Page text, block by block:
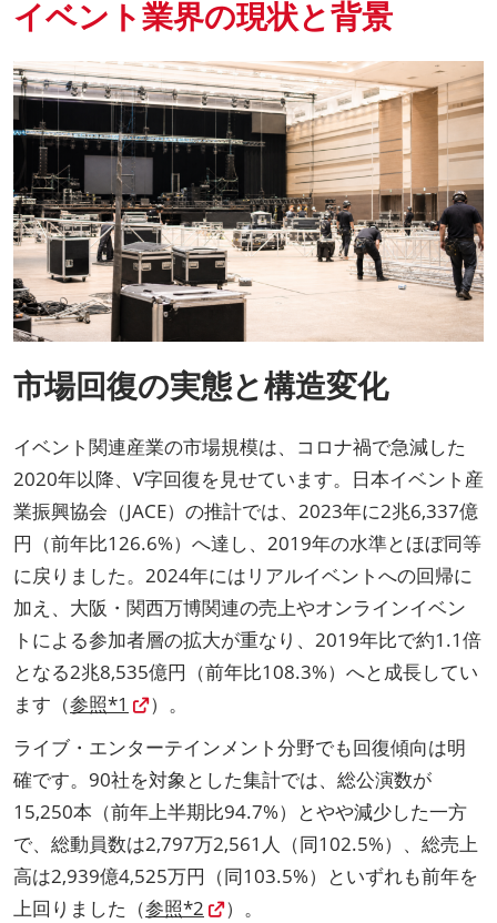
イベント業界の現状と背景
市場回復の実態と構造変化
イベント関連産業の市場規模は、コロナ禍で急減した
2020年以降、V字回復を見せています。日本イベント産
業振興協会（JACE）の推計では、2023年に2兆6,337億
円（前年比126.6%）へ達し、2019年の水準とほぼ同等
に戻りました。2024年にはリアルイベントへの回帰に
加え、大阪・関西万博関連の売上やオンラインイベン
トによる参加者層の拡大が重なり、2019年比で約1.1倍
となる2兆8,535億円（前年比108.3%）へと成長してい
ます（参照*1
）。
ライブ・エンターテインメント分野でも回復傾向は明
確です。90社を対象とした集計では、総公演数が
15,250本（前年上半期比94.7%）とやや減少した一方
で、総動員数は2,797万2,561人（同102.5%）、総売上
高は2,939億4,525万円（同103.5%）といずれも前年を
上回りました（参照*2
）。